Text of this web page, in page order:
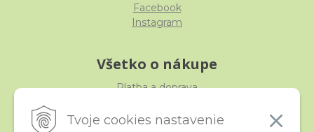
Tvoje cookies nastavenie
Facebook
Instagram
Všetko o nákupe
Platba a doprava
Obchodné podmienky